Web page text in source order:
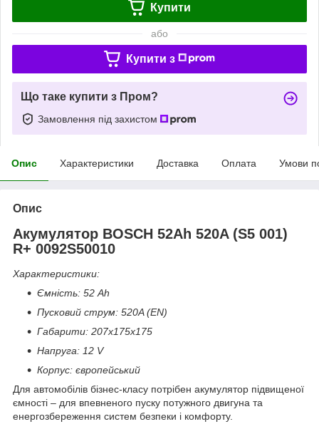
Купити
або
Купити з
Що таке купити з Пром?
Замовлення під захистом
Опис Характеристики Доставка Оплата Умови
Опис
Акумулятор BOSCH 52Ah 520A (S5 001)
R+ 0092S50010
Характеристики:
Ємність: 52 Ah
Пусковий струм: 520A (EN)
Габарити: 207х175х175
Напруга: 12 V
Корпус: європейський
Для автомобілів бізнес-класу потрібен акумулятор підвищеної
ємності – для впевненого пуску потужного двигуна та
енергозбереження систем безпеки і комфорту.